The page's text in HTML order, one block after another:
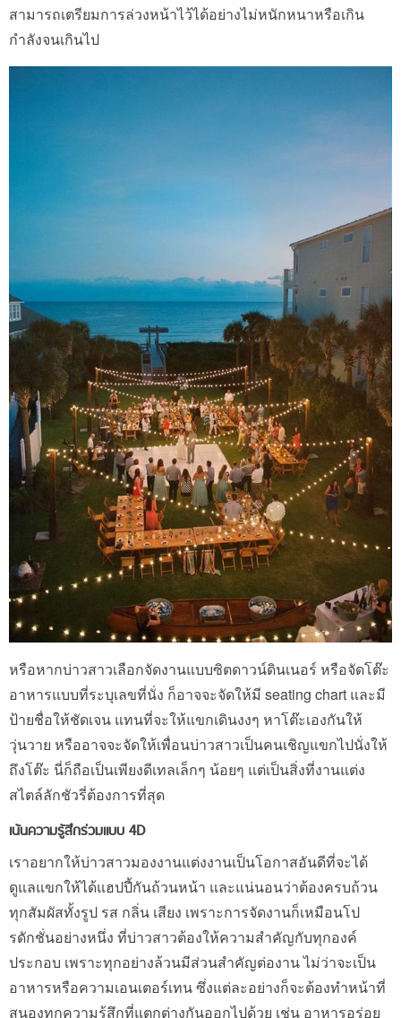
สามารถเตรียมการล่วงหน้าไว้ได้อย่างไม่หนักหนาหรือเกิน
กำลังจนเกินไป
หรือหากบ่าวสาวเลือกจัดงานแบบซิตดาวน์ดินเนอร์ หรือจัดโต๊ะ
อาหารแบบที่ระบุเลขที่นั่ง ก็อาจจะจัดให้มี seating chart และมี
ป้ายชื่อให้ชัดเจน แทนที่จะให้แขกเดินงงๆ หาโต๊ะเองกันให้
วุ่นวาย หรืออาจจะจัดให้เพื่อนบ่าวสาวเป็นคนเชิญแขกไปนั่งให้
ถึงโต๊ะ นี่ก็ถือเป็นเพียงดีเทลเล็กๆ น้อยๆ แต่เป็นสิ่งที่งานแต่ง
สไตล์ลักชัวรี่ต้องการที่สุด
เน้นความรู้สึกร่วมแบบ 4D
เราอยากให้บ่าวสาวมองงานแต่งงานเป็นโอกาสอันดีที่จะได้
ดูแลแขกให้ได้แฮปปี้กันถ้วนหน้า และแน่นอนว่าต้องครบถ้วน
ทุกสัมผัสทั้งรูป รส กลิ่น เสียง เพราะการจัดงานก็เหมือนโป
รดักชั่นอย่างหนึ่ง ที่บ่าวสาวต้องให้ความสำคัญกับทุกองค์
ประกอบ เพราะทุกอย่างล้วนมีส่วนสำคัญต่องาน ไม่ว่าจะเป็น
อาหารหรือความเอนเตอร์เทน ซึ่งแต่ละอย่างก็จะต้องทำหน้าที่
สนองทุกความรู้สึกที่แตกต่างกันออกไปด้วย เช่น อาหารอร่อย